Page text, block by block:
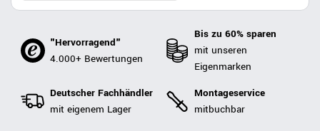
"Hervorragend"
4.000+ Bewertungen
Bis zu 60% sparen
mit unseren
Eigenmarken
Deutscher Fachhändler
mit eigenem Lager
Montageservice
mitbuchbar